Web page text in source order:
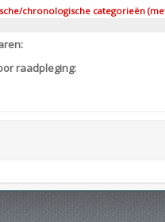
chronologische categorieën
raadpleging: